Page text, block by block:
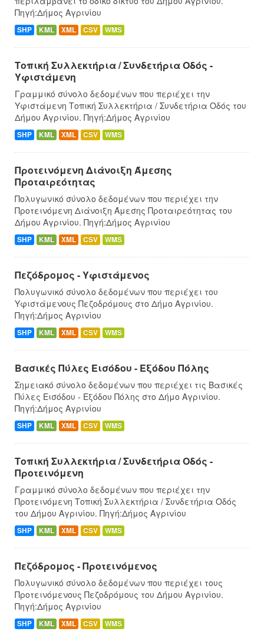
Πηγή:Δήμος Αγρινίου
SHP KML XML CSV WMS
Τοπική Συλλεκτήρια / Συνδετήρια Οδός -
Υφιστάμενη
Γραμμικό σύνολο δεδομένων που περιέχει την
Υφιστάμενη Τοπική Συλλεκτήρια / Συνδετήρια Οδός του
Δήμου Αγρινίου. Πηγή:Δήμος Αγρινίου
SHP KML XML CSV WMS
Προτεινόμενη Διάνοιξη Άμεσης
Προταιρεότητας
Πολυγωνικό σύνολο δεδομένων που περιέχει την
Προτεινόμενη Διάνοιξη Άμεσης Προταιρεότητας του
Δήμου Αγρινίου. Πηγή:Δήμος Αγρινίου
SHP KML XML CSV WMS
Πεζόδρομος - Υφιστάμενος
Πολυγωνικό σύνολο δεδομένων που περιέχει του
Υφιστάμενους Πεζοδρόμους στο Δήμο Αγρινίου.
Πηγή:Δήμος Αγρινίου
SHP KML XML CSV WMS
Βασικές Πύλες Εισόδου - Εξόδου Πόλης
Σημειακό σύνολο δεδομένων που περιέχει τις Βασικές
Πύλες Εισόδου - Εξόδου Πόλης στο Δήμο Αγρινίου.
Πηγή:Δήμος Αγρινίου
SHP KML XML CSV WMS
Τοπική Συλλεκτήρια / Συνδετήρια Οδός -
Προτεινόμενη
Γραμμικό σύνολο δεδομένων που περιέχει την
Προτεινόμενη Τοπική Συλλεκτήρια / Συνδετήρια Οδός
του Δήμου Αγρινίου. Πηγή:Δήμος Αγρινίου
SHP KML XML CSV WMS
Πεζόδρομος - Προτεινόμενος
Πολυγωνικό σύνολο δεδομένων που περιέχει τους
Προτεινόμενους Πεζοδρόμους του Δήμου Αγρινίου.
Πηγή:Δήμος Αγρινίου
SHP KML XML CSV WMS